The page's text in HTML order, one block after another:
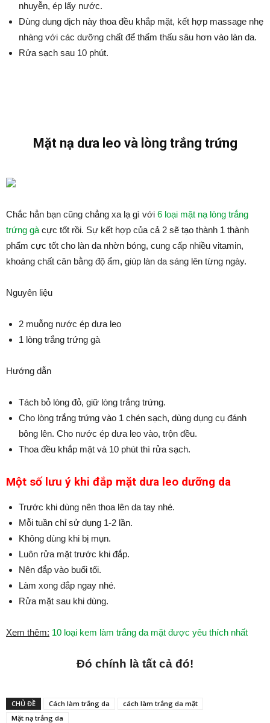
nhuyễn, ép lấy nước.
Dùng dung dịch này thoa đều khắp mặt, kết hợp massage nhẹ
nhàng với các dưỡng chất để thẩm thấu sâu hơn vào làn da.
Rửa sạch sau 10 phút.
Mặt nạ dưa leo và lòng trắng trứng
Chắc hẳn bạn cũng chẳng xa lạ gì với 6 loại mặt nạ lòng trắng
trứng gà cực tốt rồi. Sự kết hợp của cả 2 sẽ tạo thành 1 thành
phẩm cực tốt cho làn da nhờn bóng, cung cấp nhiều vitamin,
khoáng chất cân bằng độ ẩm, giúp làn da sáng lên từng ngày.
Nguyên liệu
2 muỗng nước ép dưa leo
1 lòng trắng trứng gà
Hướng dẫn
Tách bỏ lòng đỏ, giữ lòng trắng trứng.
Cho lòng trắng trứng vào 1 chén sạch, dùng dụng cụ đánh
bông lên. Cho nước ép dưa leo vào, trộn đều.
Thoa đều khắp mặt và 10 phút thì rửa sạch.
Một số lưu ý khi đắp mặt dưa leo dưỡng da
Trước khi dùng nên thoa lên da tay nhé.
Mỗi tuần chỉ sử dụng 1-2 lần.
Không dùng khi bị mụn.
Luôn rửa mặt trước khi đắp.
Nên đắp vào buổi tối.
Làm xong đắp ngay nhé.
Rửa mặt sau khi dùng.
Xem thêm: 10 loại kem làm trắng da mặt được yêu thích nhất
Đó chính là tất cả đó!
CHỦ ĐỀ Cách làm trắng da
cách làm trắng da mặt
Mặt nạ trắng da